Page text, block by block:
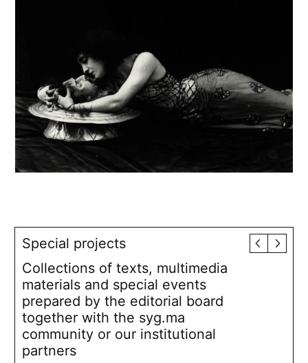
Special projects
Collections of texts, multimedia
materials and special events
prepared by the editorial board
together with the syg.ma
community or our institutional
partners